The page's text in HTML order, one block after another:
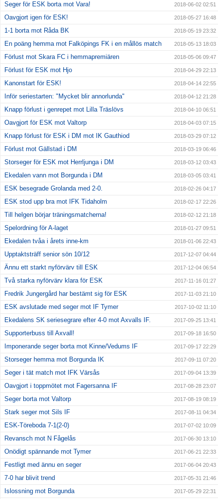
Seger för ESK borta mot Vara! 2018-06-02 02:51
Oavgjort igen för ESK! 2018-05-27 16:48
1-1 borta mot Råda BK 2018-05-19 23:32
En poäng hemma mot Falköpings FK i en mållös match 2018-05-13 18:03
Förlust mot Skara FC i hemmapremiären 2018-05-06 09:47
Förlust för ESK mot Hjo 2018-04-29 22:13
Kanonstart för ESK! 2018-04-14 22:55
Inför seriestarten: "Mycket blir annorlunda" 2018-04-12 21:28
Knapp förlust i genrepet mot Lilla Träslövs 2018-04-10 06:51
Oavgjort för ESK mot Valtorp 2018-04-03 07:15
Knapp förlust för ESK i DM mot IK Gauthiod 2018-03-29 07:12
Förlust mot Gällstad i DM 2018-03-19 06:46
Storseger för ESK mot Herrljunga i DM 2018-03-12 03:43
Ekedalen vann mot Borgunda i DM 2018-03-05 03:41
ESK besegrade Grolanda med 2-0. 2018-02-26 04:17
ESK stod upp bra mot IFK Tidaholm 2018-02-17 22:26
Till helgen börjar träningsmatcherna! 2018-02-12 21:18
Spelordning för A-laget 2018-01-27 09:51
Ekedalen tvåa i årets inne-km 2018-01-06 22:43
Upptaktsträff senior sön 10/12 2017-12-07 04:44
Ännu ett starkt nyförvärv till ESK 2017-12-04 06:54
Två starka nyförvärv klara för ESK 2017-11-16 01:27
Fredrik Jungergård har bestämt sig för ESK 2017-11-03 21:10
ESK avslutade med seger mot IF Tymer 2017-10-02 11:10
Ekedalens SK seriesegrare efter 4-0 mot Axvalls IF. 2017-09-25 13:41
Supporterbuss till Axvall! 2017-09-18 16:50
Imponerande seger borta mot Kinne/Vedums IF 2017-09-17 22:29
Storseger hemma mot Borgunda IK 2017-09-11 07:20
Seger i tät match mot IFK Värsås 2017-09-04 13:39
Oavgjort i toppmötet mot Fagersanna IF 2017-08-28 23:07
Seger borta mot Valtorp 2017-08-19 08:19
Stark seger mot Sils IF 2017-08-11 04:34
ESK-Töreboda 7-1(2-0) 2017-07-02 10:09
Revansch mot N Fågelås 2017-06-30 13:10
Onödigt spännande mot Tymer 2017-06-21 22:33
Festligt med ännu en seger 2017-06-04 20:43
7-0 har blivit trend 2017-05-31 21:46
Islossning mot Borgunda 2017-05-29 22:31